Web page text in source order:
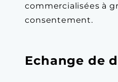
commercialisées à
consentement.
Echange de